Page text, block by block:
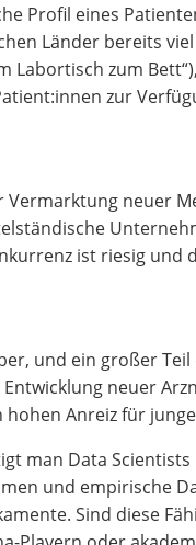
Profil eines
Länder bereits
Labortisch zum
zur
Vermarktung neuer
ist riesig und
und ein großer Teil
neuer
Anreiz für
man Data Scientists
und empirische
Sind diese